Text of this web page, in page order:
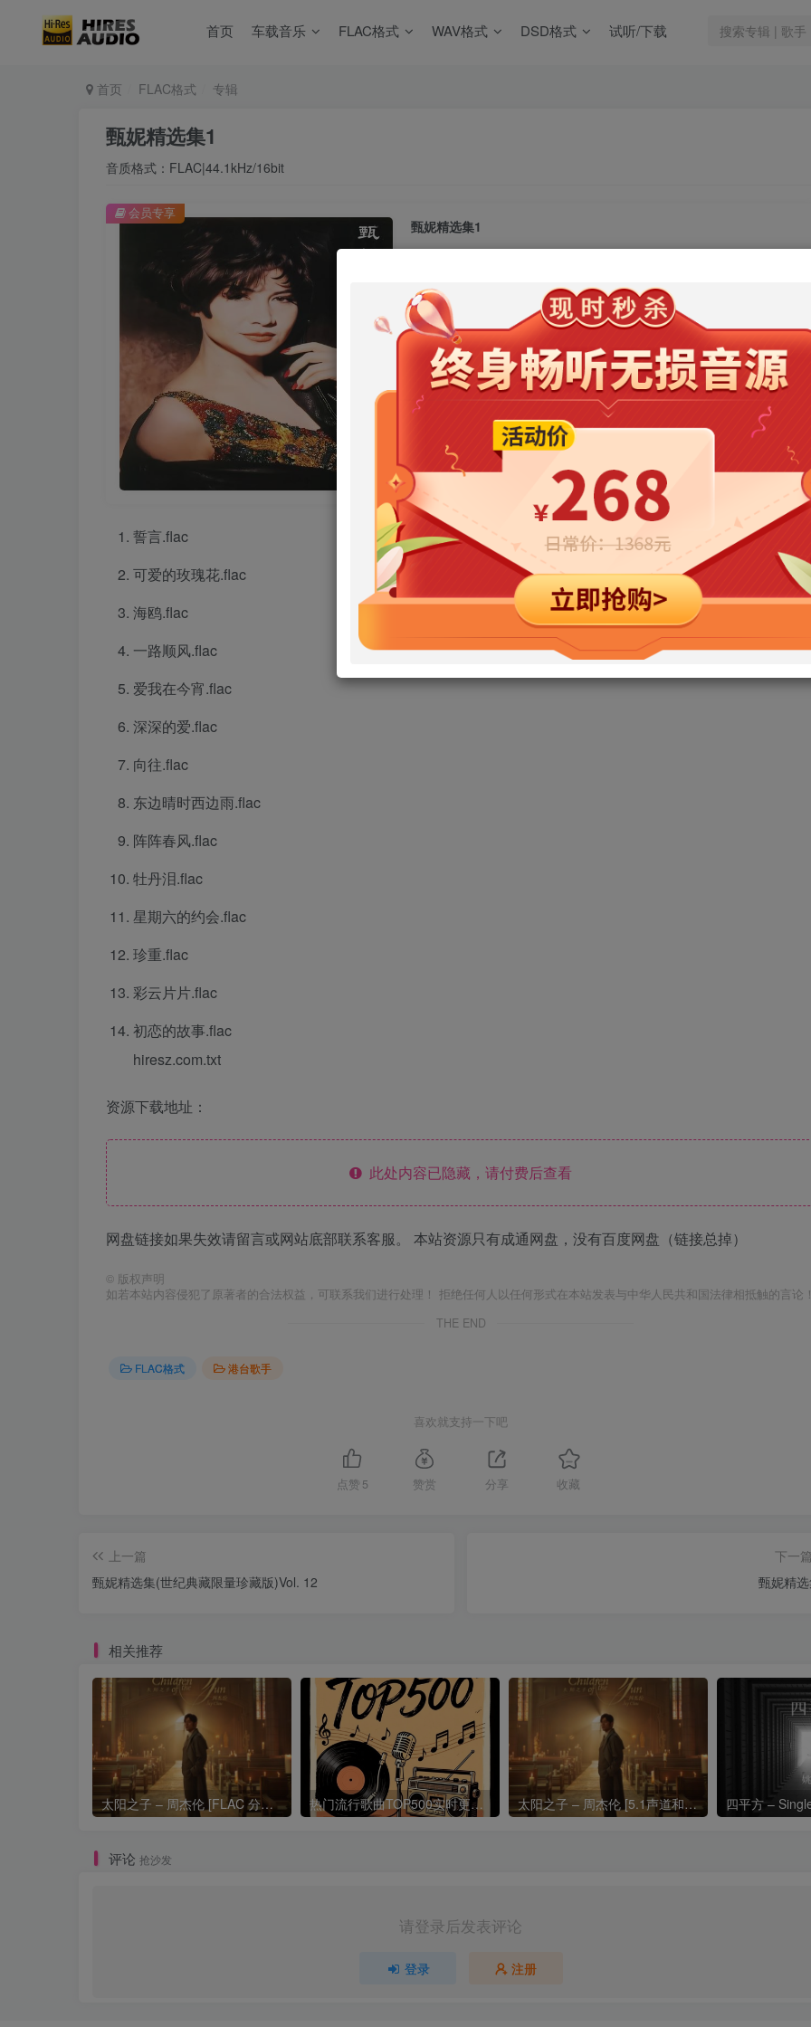
首页 车载音乐 FLAC格式 WAV格式 DSD格式 试听/下载
首页 FLAC格式 专辑
甄妮精选集1
音质格式：FLAC|44.1kHz/16bit
甄妮精选集1
￥9.9 限时特惠
￥99
年卡会员免费 永久会员 免费
立即购买
您当前未登录！建议登陆后购买，可保存购买订单
会员专享
誓言.flac
可爱的玫瑰花.flac
海鸥.flac
一路顺风.flac
爱我在今宵.flac
深深的爱.flac
向往.flac
东边晴时西边雨.flac
阵阵春风.flac
牡丹泪.flac
星期六的约会.flac
珍重.flac
彩云片片.flac
初恋的故事.flac
hiresz.com.txt
资源下载地址：
此处内容已隐藏，请付费后查看
网盘链接如果失效请留言或网站底部联系客服。 本站资源只有成通网盘，没有百度网盘（链接总掉）
© 版权声明
如若本站内容侵犯了原著者的合法权益，可联系我们进行处理！ 拒绝任何人以任何形式在本站发表与中华人民共和国法律相抵触的言论！
THE END
FLAC格式 港台歌手
喜欢就支持一下吧
点赞 5 赞赏 分享 收藏
上一篇
甄妮精选集(世纪典藏限量珍藏版)Vol. 12
下一篇
甄妮精
相关推荐
太阳之子 – 周杰伦 [FLAC 分轨 192Khz 24bit] 热门流行歌曲TOP500实时更新192khz/24bit【母带音质】 太阳之子 – 周杰伦 [5.1声道和192k母带] 四平方 –
评论 抢沙发
请登录后发表评论
登录 注册